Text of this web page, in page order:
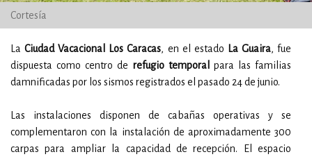
Cortesía
LaCiudad Vacacional Los Caracas, en el estado La Guaira, fue
dispuesta como centro de refugio temporal
para las familias
damnificadas por los sismos registrados el pasado 24 de junio.
Las instalaciones disponen de cabañas operativas y se
complementaron con la instalación de aproximadamente 300
carpas para ampliar la capacidad de recepción. El espacio